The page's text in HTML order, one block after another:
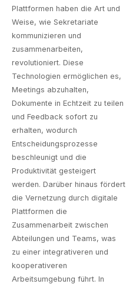
Plattformen haben die Art und
Weise, wie Sekretariate
kommunizieren und
zusammenarbeiten,
revolutioniert. Diese
Technologien ermöglichen es,
Meetings abzuhalten,
Dokumente in Echtzeit zu teilen
und Feedback sofort zu
erhalten, wodurch
Entscheidungsprozesse
beschleunigt und die
Produktivität gesteigert
werden. Darüber hinaus fördert
die Vernetzung durch digitale
Plattformen die
Zusammenarbeit zwischen
Abteilungen und Teams, was
zu einer integrativeren und
kooperativeren
Arbeitsumgebung führt. In